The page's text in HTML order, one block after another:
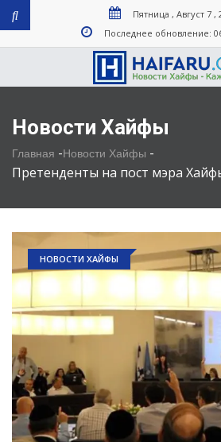
Пятница , Август 7 ,
Последнее обновление:
Новости Хайфы
Главная -Новости Хайфы -
Претенденты на пост мэра
НОВОСТИ ХАЙФЫ